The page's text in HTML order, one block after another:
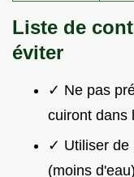
Liste de
éviter
✓ Ne pas
cuiront dans
✓ Utiliser de
(moins